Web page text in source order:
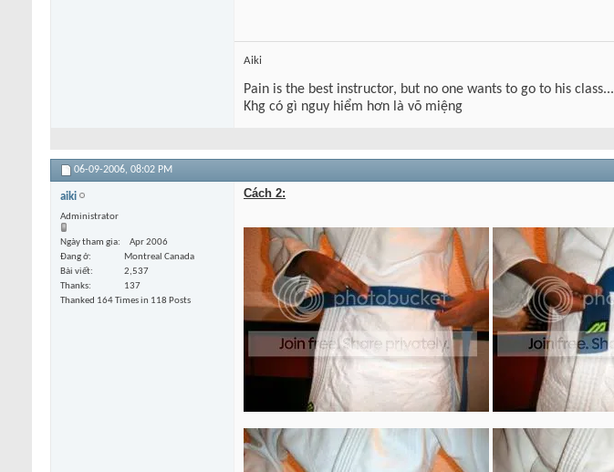
Aiki
Pain is the best instructor, but no one wants to go to his class...
Khg có gì nguy hiểm hơn là võ miệng
06-09-2006, 08:02 PM
aiki
Administrator
Ngày tham gia
Apr 2006
Đang ở
Montreal Canada
Bài viết
2,537
Thanks
137
Thanked 164 Times in 118 Posts
Cách 2: